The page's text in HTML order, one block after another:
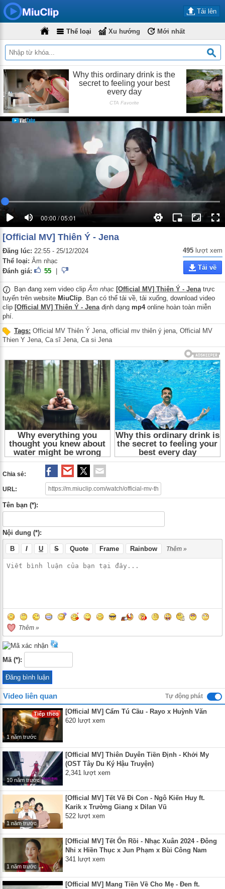
Tải lên
Thể loại Xu hướng Mới nhất
00:00 / 05:01
[Official MV] Thiên Ý - Jena
Đăng lúc: 22:55 - 25/12/2024
Thể loại: Âm nhạc
Đánh giá:
55
495 lượt xem
Tải về
Bạn đang xem video clipÂm nhạc [Official MV] Thiên Ý - Jenatrực
tuyến trên website MiuClip. Bạn có thể tải về, tải xuống, download video
clip [Official MV] Thiên Ý - Jenađịnh dạng mp4online hoàn toàn miễn
phí.
Tags: Official MV Thiên Ý Jena, official mv thiên ý jena, Official MV
Thien Y Jena Ca sĩ Jena Ca si Jena
Chia sẻ:
URL:
Tên bạn (*):
Nội dung (*):
B I U S Quote Frame Rainbow Thêm »
Thêm »
Mã (*):
Video liên quan Tự động phát
Tiếp theo
1 năm trước
[Official MV] Cẩm Tú Cầu - Rayo x Huỳnh Văn
620 lượt xem
10 năm trước
[Official MV] Thiên Duyên Tiền Định - Khởi My
(OST Tây Du Ký Hậu Truyện)
2,341 lượt xem
1 năm trước
[Official MV] Tết Về Đi Con - Ngô Kiến Huy ft.
Karik x Trường Giang x Dilan Vũ
522 lượt xem
1 năm trước
[Official MV] Tết Ổn Rồi - Nhạc Xuân 2024 - Đông
Nhi x Hiền Thục x Jun Phạm x Bùi Công Nam
341 lượt xem
⁣[Official MV] Mang Tiền Về Cho Mẹ - Đen ft.